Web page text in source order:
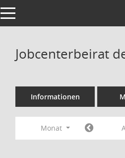
Toggle navigation
Jobcenterbeirat
Informationen
Monat